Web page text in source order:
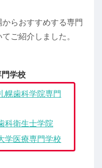
らおすすめする専門
ご紹介しました。
学校
幌歯科学院専門
科衛生士学院
学医療専門学校